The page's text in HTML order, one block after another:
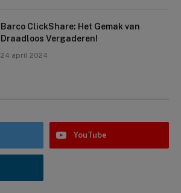
Barco ClickShare: Het Gemak van
Draadloos Vergaderen!
24 april 2024
YouTube